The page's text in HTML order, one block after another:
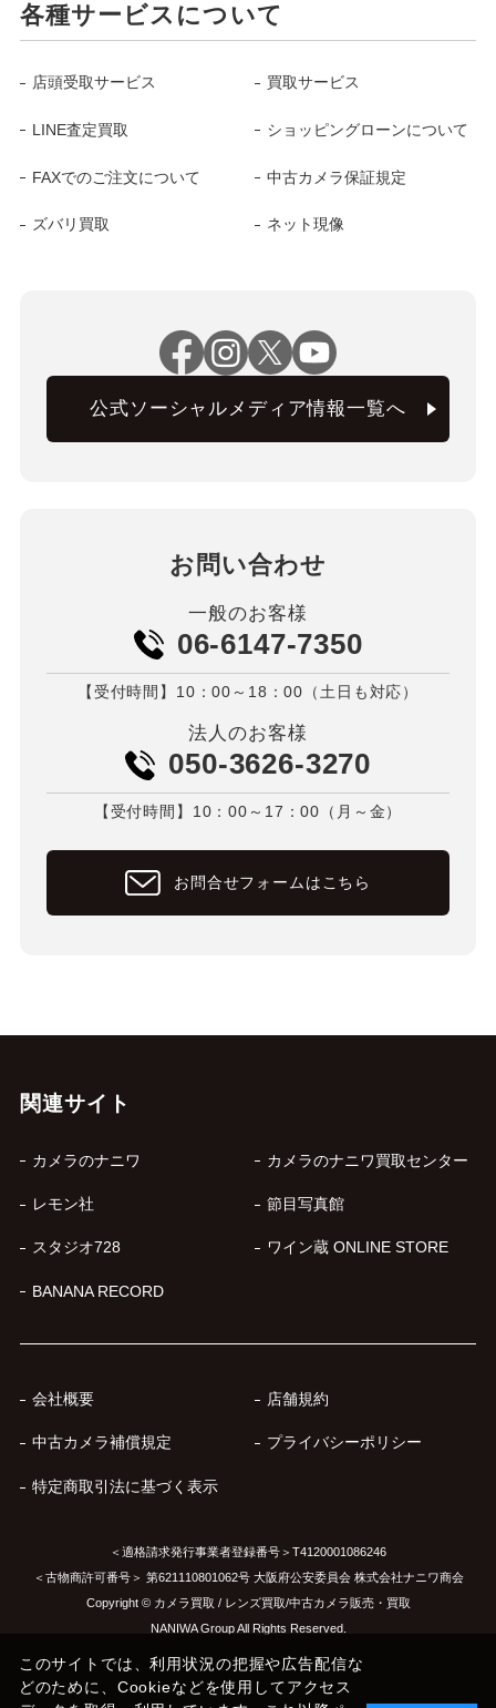
各種サービスについて
店頭受取サービス 買取サービス
LINE査定買取 ショッピングローンについて
FAXでのご注文について 中古カメラ保証規定
ズバリ買取 ネット現像
公式ソーシャルメディア情報一覧へ
お問い合わせ
一般のお客様
06-6147-7350
【受付時間】10：00～18：00（土日も対応）
法人のお客様
050-3626-3270
【受付時間】10：00～17：00（月～金）
お問合せフォームはこちら
関連サイト
カメラのナニワ カメラのナニワ買取センター
レモン社 節目写真館
スタジオ728 ワイン蔵 ONLINE STORE
BANANA RECORD
会社概要 店舗規約
中古カメラ補償規定 プライバシーポリシー
特定商取引法に基づく表示
＜適格請求発行事業者登録番号＞T4120001086246
＜古物商許可番号＞ 第621110801062号 大阪府公安委員会 株式会社ナニワ商会
Copyright © カメラ買取 / レンズ買取/中古カメラ販売・買取
NANIWA Group All Rights Reserved.
このサイトでは、利用状況の把握や広告配信な
どのために、Cookieなどを使用してアクセス